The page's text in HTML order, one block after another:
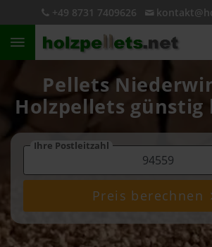
+49 8731 7409626
Pellets
Holzpellets günstig
Ihre Postleitzahl
Preis berechnen